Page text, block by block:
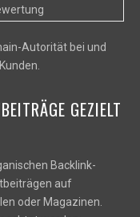
Autorität bei und
GEZIELT
Backlink-
auf
oder Magazinen.